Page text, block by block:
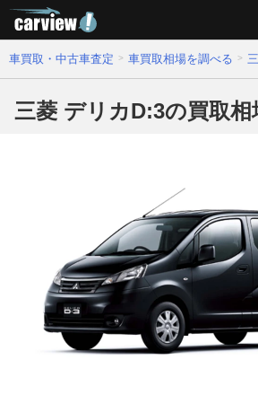
車買取・中古車査定 車買取相場を調べる
三菱 デリカD:3の買取相